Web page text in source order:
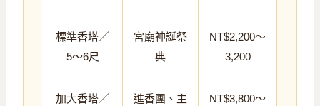
標準香塔／
5～6尺
宮廟神誕祭
典
NT$2,200～
3,200
加大香塔／
進香團、主
NT$3,800～